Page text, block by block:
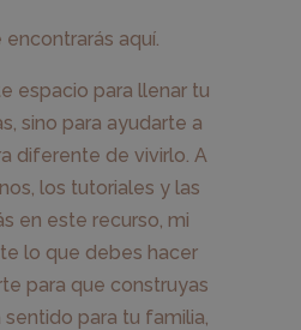
aquí.
espacio para llenar tu
sino para ayudarte a
diferente de vivirlo. A
los tutoriales y las
en este recurso, mi
lo que debes hacer
para que construyas
para tu familia,